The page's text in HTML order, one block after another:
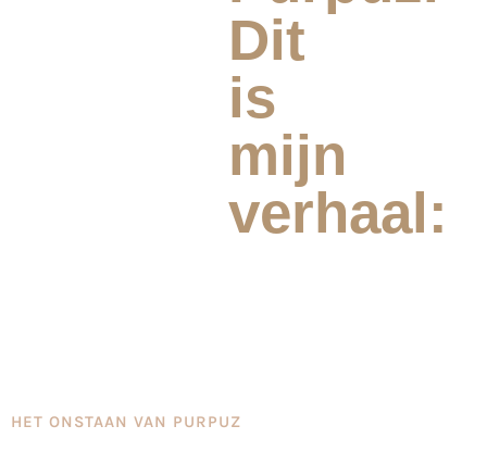
Dit
is
mijn
verhaal:
HET ONSTAAN VAN PURPUZ